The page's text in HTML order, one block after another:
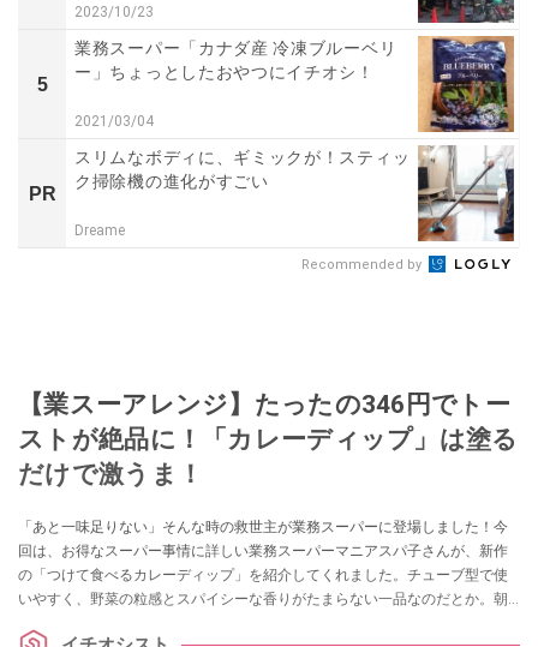
2023/10/23
5
業務スーパー「カナダ産 冷凍ブルーベリ
ー」ちょっとしたおやつにイチオシ！
2021/03/04
PR
スリムなボディに、ギミックが！スティッ
ク掃除機の進化がすごい
Dreame
Recommended by
【業スーアレンジ】たったの346円でトー
ストが絶品に！「カレーディップ」は塗る
だけで激うま！
「あと一味足りない」そんな時の救世主が業務スーパーに登場しました！今
回は、お得なスーパー事情に詳しい業務スーパーマニアスパ子さんが、新作
の「つけて食べるカレーディップ」を紹介してくれました。チューブ型で使
いやすく、野菜の粒感とスパイシーな香りがたまらない一品なのだとか。朝